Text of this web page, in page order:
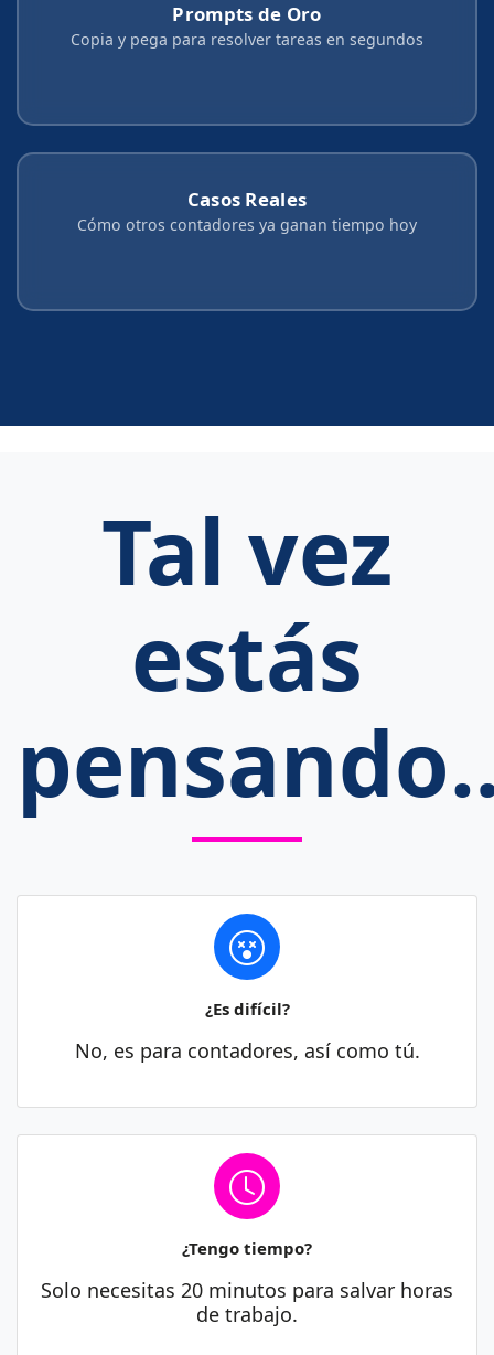
Prompts de Oro
Copia y pega para resolver tareas en segundos
Casos Reales
Cómo otros contadores ya ganan tiempo hoy
Tal vez
estás
¿Es difícil?
No, es para contadores, así como tú.
¿Tengo tiempo?
Solo necesitas 20 minutos para salvar horas
de trabajo.